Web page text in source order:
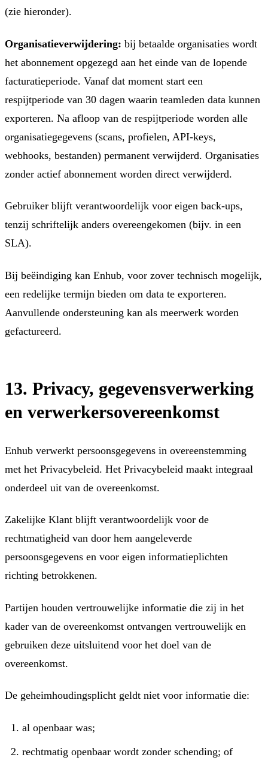
(zie hieronder).
Organisatieverwijdering: bij betaalde organisaties wordt
het abonnement opgezegd aan het einde van de lopende
facturatieperiode. Vanaf dat moment start een
respijtperiode van 30 dagen waarin teamleden data kunnen
exporteren. Na afloop van de respijtperiode worden alle
organisatiegegevens (scans, profielen, API-keys,
webhooks, bestanden) permanent verwijderd. Organisaties
zonder actief abonnement worden direct verwijderd.
Gebruiker blijft verantwoordelijk voor eigen back-ups,
tenzij schriftelijk anders overeengekomen (bijv. in een
SLA).
Bij beëindiging kan Enhub, voor zover technisch mogelijk,
een redelijke termijn bieden om data te exporteren.
Aanvullende ondersteuning kan als meerwerk worden
gefactureerd.
13. Privacy, gegevensverwerking
en verwerkersovereenkomst
Enhub verwerkt persoonsgegevens in overeenstemming
met het Privacybeleid. Het Privacybeleid maakt integraal
onderdeel uit van de overeenkomst.
Zakelijke Klant blijft verantwoordelijk voor de
rechtmatigheid van door hem aangeleverde
persoonsgegevens en voor eigen informatieplichten
richting betrokkenen.
Partijen houden vertrouwelijke informatie die zij in het
kader van de overeenkomst ontvangen vertrouwelijk en
gebruiken deze uitsluitend voor het doel van de
overeenkomst.
De geheimhoudingsplicht geldt niet voor informatie die:
al openbaar was;
rechtmatig openbaar wordt zonder schending; of